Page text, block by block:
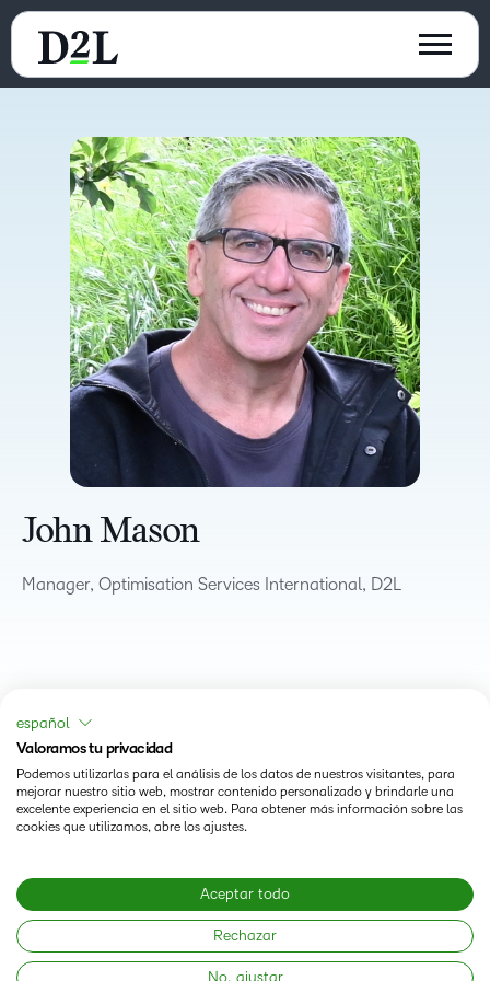
John Mason
Manager, Optimisation Services International, D2L
Status
Modern Slavery Statement
español
Valoramos tu privacidad
Podemos utilizarlas para el análisis de los datos de nuestros visitantes, para
mejorar nuestro sitio web, mostrar contenido personalizado y brindarle una
excelente experiencia en el sitio web. Para obtener más información sobre las
cookies que utilizamos, abre los ajustes.
Aceptar todo
Rechazar
No, ajustar